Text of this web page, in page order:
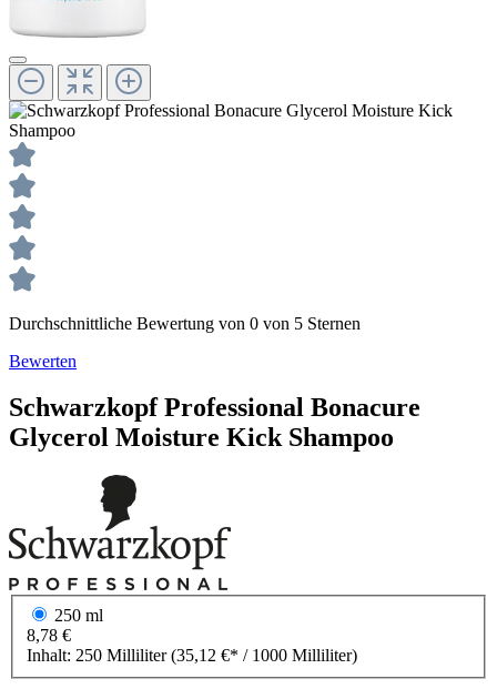
Durchschnittliche Bewertung von 0 von 5 Sternen
Bewerten
Schwarzkopf Professional Bonacure
Glycerol Moisture Kick Shampoo
250 ml
8,78 €
Inhalt: 250 Milliliter(35,12 €* / 1000 Milliliter)